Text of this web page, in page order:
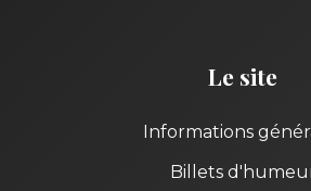
Le site
Informations
Billets